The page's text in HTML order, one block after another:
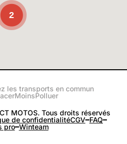
2
les transports en commun
MOTOS. Tous droits réservés
de confidentialitéCGV FAQ
pro Winteam